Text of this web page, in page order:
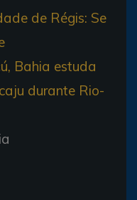
de Régis: Se
Bahia estuda
durante Rio-